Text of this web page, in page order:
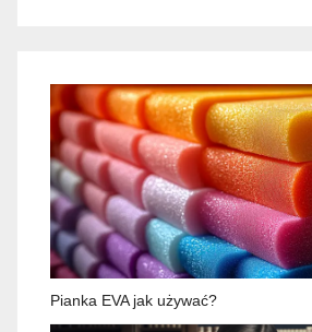
Pianka EVA jak używać?